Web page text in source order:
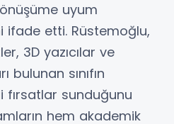
uyum
ifade etti. Rüstemoğlu,
3D yazıcılar ve
bulunan sınıfın
sunduğunu
hem akademik